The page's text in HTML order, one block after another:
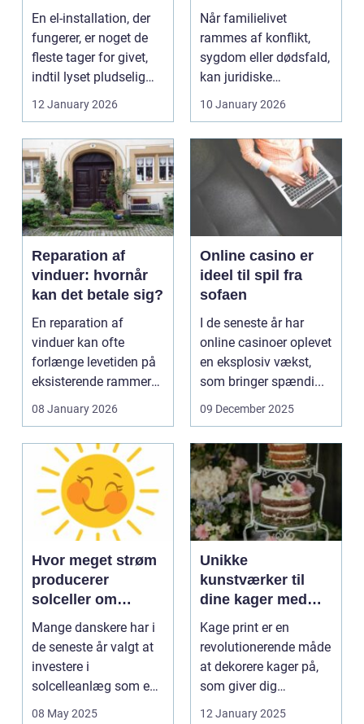
opgaven
En el-installation, der
fungerer, er noget de
fleste tager for givet,
indtil lyset pludselig
går, el...
12 January 2026
familien
Når familielivet
rammes af konflikt,
sygdom eller dødsfald,
kan juridiske
spørgsmål hurtigt
10 January 2026
Reparation af
vinduer: hvornår
kan det betale sig?
En reparation af
vinduer kan ofte
forlænge levetiden på
eksisterende rammer
og glas med ...
08 January 2026
Online casino er
ideel til spil fra
sofaen
I de seneste år har
online casinoer oplevet
en eksplosiv vækst,
som bringer spændi...
09 December 2025
Hvor meget strøm
producerer
solceller om
vinteren?
Mange danskere har i
de seneste år valgt at
investere i
solcelleanlæg som en
bæred...
08 May 2025
Unikke
kunstværker til
dine kager med
kage print
Kage print er en
revolutionerende måde
at dekorere kager på,
som giver dig
mulighed for ...
12 January 2025